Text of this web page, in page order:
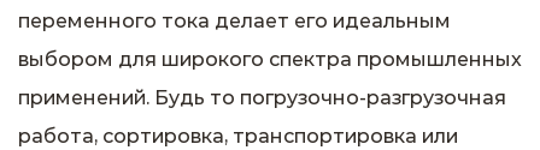
переменного тока делает его идеальным
выбором для широкого спектра промышленных
применений. Будь то погрузочно-разгрузочная
работа, сортировка, транспортировка или